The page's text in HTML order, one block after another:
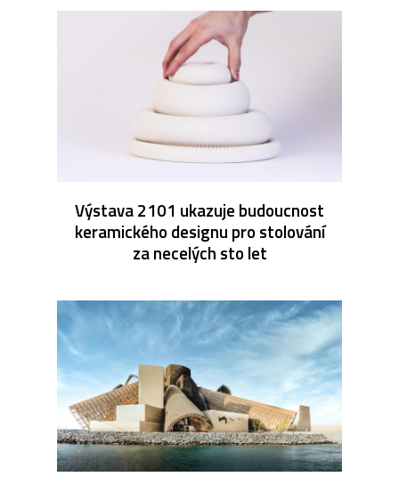
Výstava 2101 ukazuje budoucnost
keramického designu pro stolování
za necelých sto let